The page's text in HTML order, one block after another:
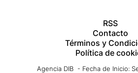
RSS
Contacto
Términos y
Política de
Agencia DIB - Fecha de Inicio: